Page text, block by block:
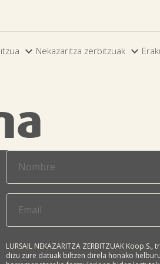
 Nekazaritza zerbitzuak 
LURSAIL NEKAZARITZA ZERBITZUAK
dizu zure datuak biltzen direla honako